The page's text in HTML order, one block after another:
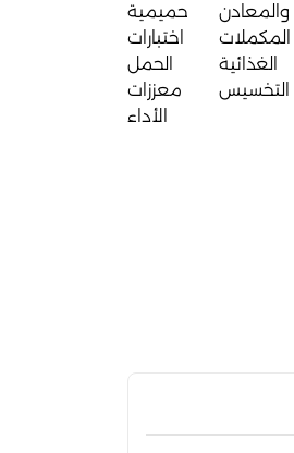
والمعادن
المكملات
الغذائية
التخسيس
حميمية
اختبارات
الحمل
معززات
الأداء